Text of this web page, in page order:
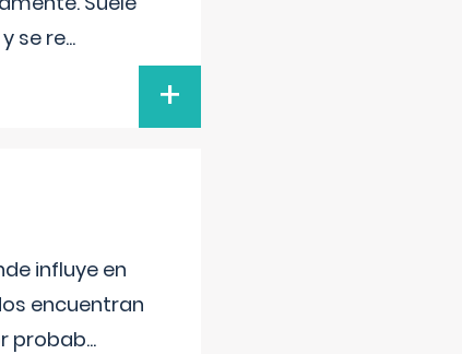
se re...
+
influye en
encuentran
probab...